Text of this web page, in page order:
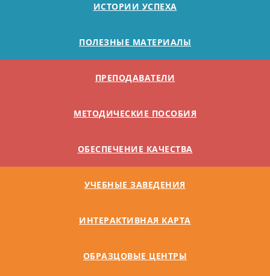
ИСТОРИИ УСПЕХА
ПОЛЕЗНЫЕ МАТЕРИАЛЫ
ПРЕПОДАВАТЕЛИ
МЕТОДИЧЕСКИЕ ПОСОБИЯ
ОБЕСПЕЧЕНИЕ КАЧЕСТВА
УЧЕБНЫЕ ЗАВЕДЕНИЯ
ИНТЕРАКТИВНАЯ КАРТА
ОБРАЗЦОВЫЕ ЦЕНТРЫ